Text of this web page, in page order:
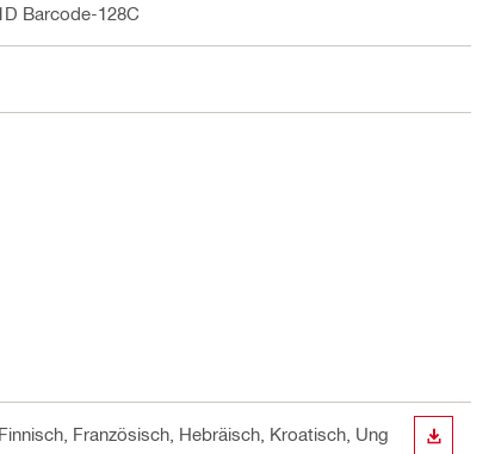
Barcode-128C
Französisch, Hebräisch, Kroatisch, Ung